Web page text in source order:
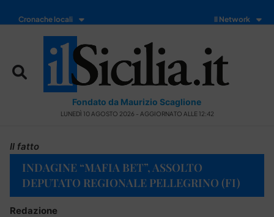
Cronache locali Il Network
Fondato da Maurizio Scaglione
LUNEDÌ 10 AGOSTO 2026 - AGGIORNATO ALLE 12:42
Il fatto
INDAGINE “MAFIA BET”, ASSOLTO
DEPUTATO REGIONALE PELLEGRINO (FI)
Redazione